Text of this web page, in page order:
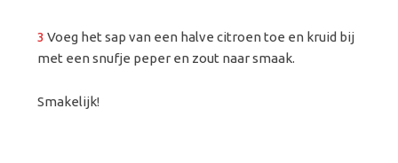
3Voeg het sap van een halve citroen toe en kruid bij
met een snufje peper en zout naar smaak.
Smakelijk!